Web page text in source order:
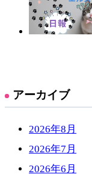
アーカイブ
2026年8月
2026年7月
2026年6月